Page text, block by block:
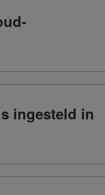
ingesteld in